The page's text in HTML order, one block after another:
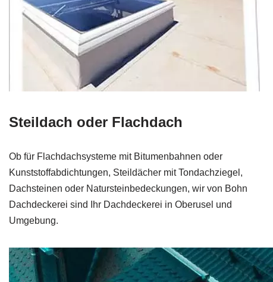
Steildach oder Flachdach
Ob für Flachdachsysteme mit Bitumenbahnen oder
Kunststoffabdichtungen, Steildächer mit Tondachziegel,
Dachsteinen oder Natursteinbedeckungen, wir von Bohn
Dachdeckerei sind Ihr Dachdeckerei in Oberusel und
Umgebung.